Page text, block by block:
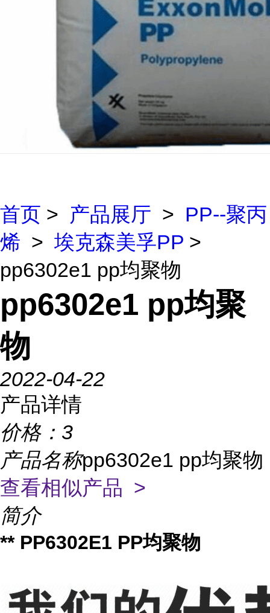
首页 > 产品展厅 > PP--聚丙
烯 > 埃克森美孚PP >
pp6302e1 pp均聚物
pp6302e1 pp均聚
物
2022-04-22
产品详情
价格： 3
产品名称pp6302e1 pp均聚物
查看相似产品 >
简介
** PP6302E1 PP均聚物